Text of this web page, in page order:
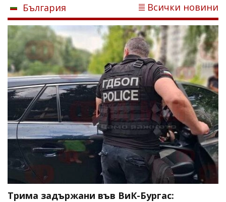
България Всички новини
Трима задържани във ВиК-Бургас: